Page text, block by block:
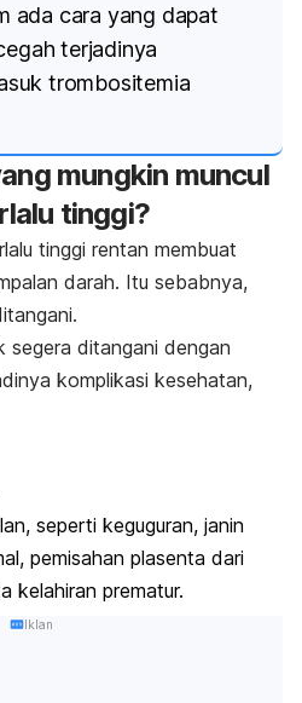
ada cara yang dapat
terjadinya
trombositemia
mungkin muncul
tinggi?
tinggi rentan membuat
darah. Itu sebabnya,
ditangani dengan
komplikasi kesehatan,
seperti keguguran, janin
pemisahan plasenta dari
kelahiran prematur.
Iklan